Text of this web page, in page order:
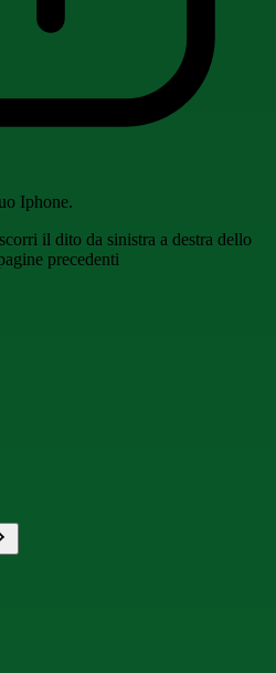
Iphone.
il dito da sinistra a destra dello
precedenti